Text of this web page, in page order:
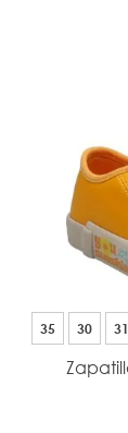
35 30 31